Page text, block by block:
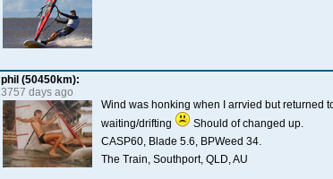
phil (50450km):
3757 days ago
Wind was honking when I arrvied but returned
waiting/drifting
Should of changed up.
CASP60, Blade 5.6, BPWeed 34.
The Train, Southport, QLD, AU